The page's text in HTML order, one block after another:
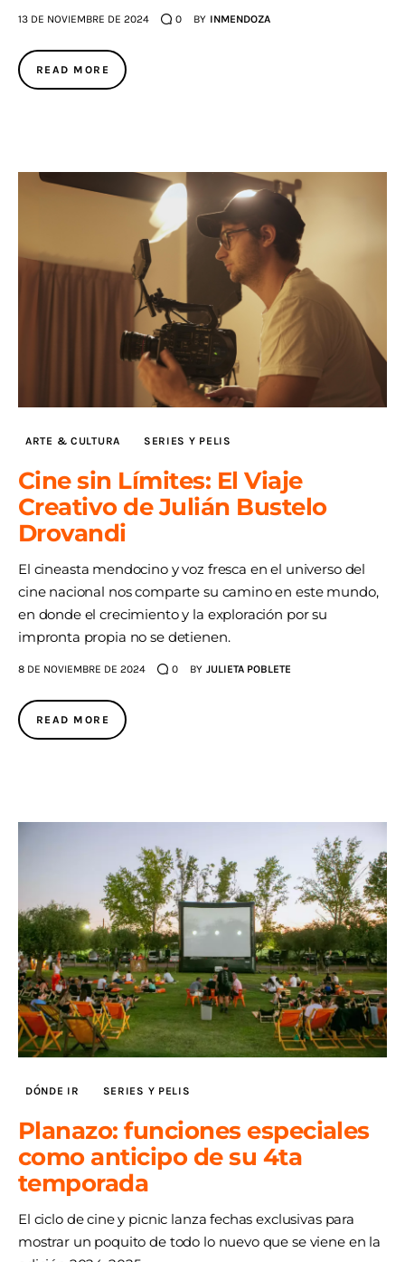
13 DE NOVIEMBRE DE 2024 0 BY INMENDOZA
READ MORE
ARTE & CULTURA SERIES Y PELIS
Cine sin Límites: El Viaje
Creativo de Julián Bustelo
Drovandi
El cineasta mendocino y voz fresca en el universo del
cine nacional nos comparte su camino en este mundo,
en donde el crecimiento y la exploración por su
impronta propia no se detienen.
8 DE NOVIEMBRE DE 2024 0 BY JULIETA POBLETE
READ MORE
DÓNDE IR SERIES Y PELIS
Planazo: funciones especiales
como anticipo de su 4ta
temporada
El ciclo de cine y picnic lanza fechas exclusivas para
mostrar un poquito de todo lo nuevo que se viene en la